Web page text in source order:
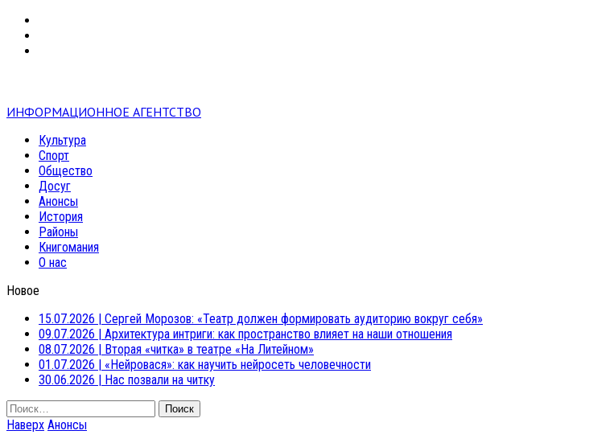
ИНФОРМАЦИОННОЕ АГЕНТСТВО
Культура
Спорт
Общество
Досуг
Анонсы
История
Районы
Книгомания
О нас
Новое
15.07.2026 | Сергей Морозов: «Театр должен формировать аудиторию вокруг себя»
09.07.2026 | Архитектура интриги: как пространство влияет на наши отношения
08.07.2026 | Вторая «читка» в театре «На Литейном»
01.07.2026 | «Нейровася»: как научить нейросеть человечности
30.06.2026 | Нас позвали на читку
Найти:
Наверх Анонсы